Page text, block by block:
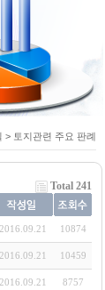
> 토지관련 주요 판례
Total 241
2016.09.21 10874
2016.09.21 10459
2016.09.21 8757